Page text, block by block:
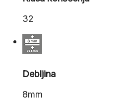
32
Debljina
8mm